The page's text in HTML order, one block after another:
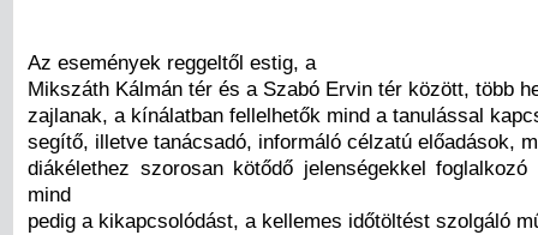
Az események reggeltől estig, a
Mikszáth Kálmán tér és a Szabó Ervin tér között, több
zajlanak, a kínálatban fellelhetők mind a tanulással
segítő, illetve tanácsadó, informáló célzatú előadások,
diákélethez szorosan kötődő jelenségekkel foglalkozó
mind
pedig a kikapcsolódást, a kellemes időtöltést szolgáló